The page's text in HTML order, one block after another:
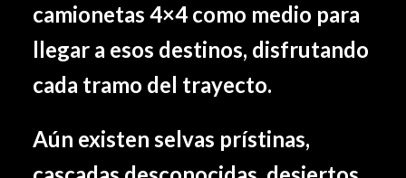
camionetas 4×4 como medio para
llegar a esos destinos, disfrutando
cada tramo del trayecto.
Aún existen selvas prístinas,